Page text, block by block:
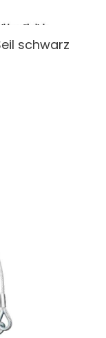
schwarz